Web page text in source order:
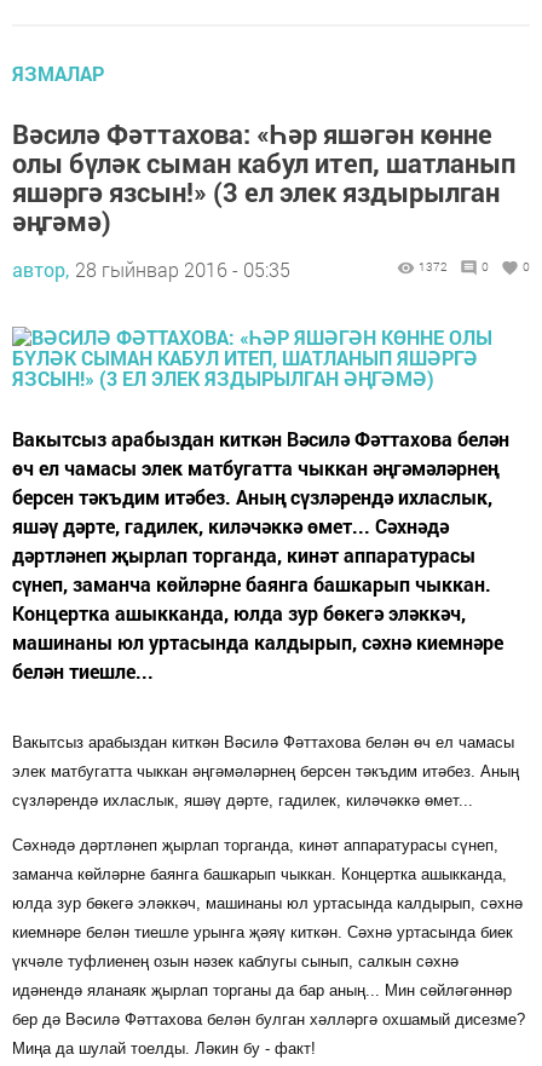
ЯЗМАЛАР
Вәсилә Фәттахова: «Һәр яшәгән көнне
олы бүләк сыман кабул итеп, шатланып
яшәргә язсын!» (3 ел элек яздырылган
әңгәмә)
автор, 28 гыйнвар 2016 - 05:35 1372 0 0
Вакытсыз арабыздан киткән Вәсилә Фәттахова белән
өч ел чамасы элек матбугатта чыккан әңгәмәләрнең
берсен тәкъдим итәбез. Аның сүзләрендә ихласлык,
яшәү дәрте, гадилек, киләчәккә өмет... Сәхнәдә
дәртләнеп җырлап торганда, кинәт аппаратурасы
сүнеп, заманча көйләрне баянга башкарып чыккан.
Концертка ашыкканда, юлда зур бөкегә эләккәч,
машинаны юл уртасында калдырып, сәхнә киемнәре
белән тиешле...
Вакытсыз арабыздан киткән Вәсилә Фәттахова белән өч ел чамасы
элек матбугатта чыккан әңгәмәләрнең берсен тәкъдим итәбез. Аның
сүзләрендә ихласлык, яшәү дәрте, гадилек, киләчәккә өмет...
Сәхнәдә дәртләнеп җырлап торганда, кинәт аппаратурасы сүнеп,
заманча көйләрне баянга башкарып чыккан. Концертка ашыкканда,
юлда зур бөкегә эләккәч, машинаны юл уртасында калдырып, сәхнә
киемнәре белән тиешле урынга җәяү киткән. Сәхнә уртасында биек
үкчәле туфлиенең озын нәзек каблугы сынып, салкын сәхнә
идәнендә яланаяк җырлап торганы да бар аның... Мин сөйләгәннәр
бер дә Вәсилә Фәттахова белән булган хәлләргә охшамый дисезме?
Миңа да шулай тоелды. Ләкин бу - факт!